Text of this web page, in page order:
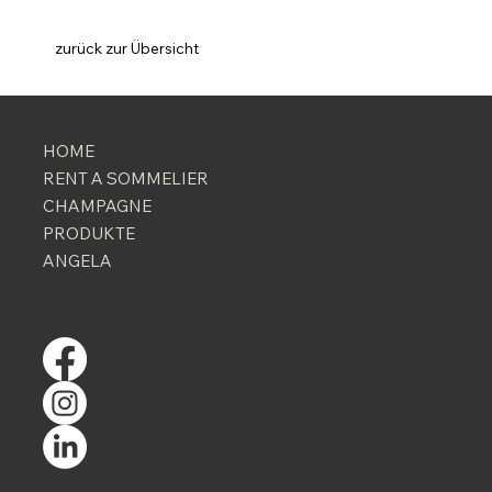
zurück zur Übersicht
HOME
RENT A SOMMELIER
CHAMPAGNE
PRODUKTE
ANGELA